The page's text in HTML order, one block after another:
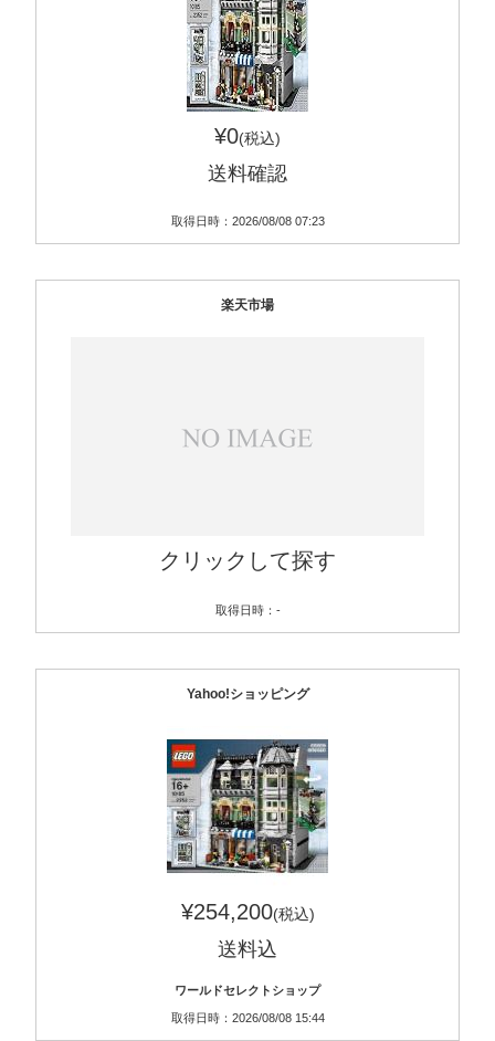
¥0(税込)
送料確認
取得日時：2026/08/08 07:23
楽天市場
クリックして探す
取得日時：-
Yahoo!ショッピング
¥254,200(税込)
送料込
ワールドセレクトショップ
取得日時：2026/08/08 15:44